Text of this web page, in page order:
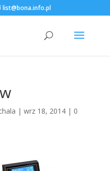
list@bona.info.pl
| wrz 18, 2014| 0